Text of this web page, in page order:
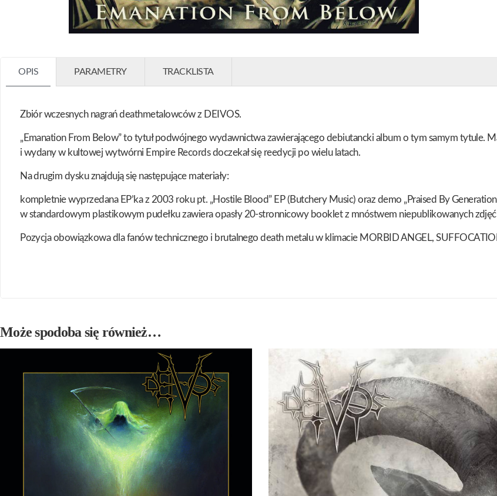
OPIS PARAMETRY TRACKLISTA
Zbiór wczesnych nagrań deathmetalowców z DEIVOS.
„Emanation From Below” to tytuł podwójnego wydawnictwa zawierającego debiutancki album o tym samym tytule.
i wydany w kultowej wytwórni Empire Records doczekał się reedycji po wielu latach.
Na drugim dysku znajdują się następujące materiały:
kompletnie wyprzedana EP’ka z 2003 roku pt. „Hostile Blood” EP (Butchery Music) oraz demo „Praised By
w standardowym plastikowym pudełku zawiera opasły 20-stronnicowy booklet z mnóstwem niepublikowanych
Pozycja obowiązkowa dla fanów technicznego i brutalnego death metalu w klimacie MORBID ANGEL,
Może spodoba się również…